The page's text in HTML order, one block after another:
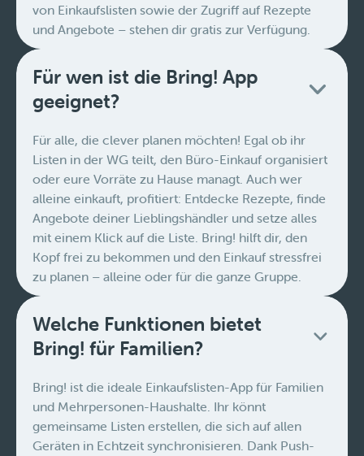
von Einkaufslisten sowie der Zugriff auf Rezepte
und Angebote – stehen dir gratis zur Verfügung.
Für wen ist die Bring! App
geeignet?
Für alle, die clever planen möchten! Egal ob ihr
Listen in der WG teilt, den Büro-Einkauf organisiert
oder eure Vorräte zu Hause managt. Auch wer
alleine einkauft, profitiert: Entdecke Rezepte, finde
Angebote deiner Lieblingshändler und setze alles
mit einem Klick auf die Liste. Bring! hilft dir, den
Kopf frei zu bekommen und den Einkauf stressfrei
zu planen – alleine oder für die ganze Gruppe.
Welche Funktionen bietet
Bring! für Familien?
Bring! ist die ideale Einkaufslisten-App für Familien
und Mehrpersonen-Haushalte. Ihr könnt
gemeinsame Listen erstellen, die sich auf allen
Geräten in Echtzeit synchronisieren. Dank Push-